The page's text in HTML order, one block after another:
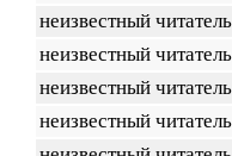
неизвестный читатель
неизвестный читатель
неизвестный читатель
неизвестный читатель